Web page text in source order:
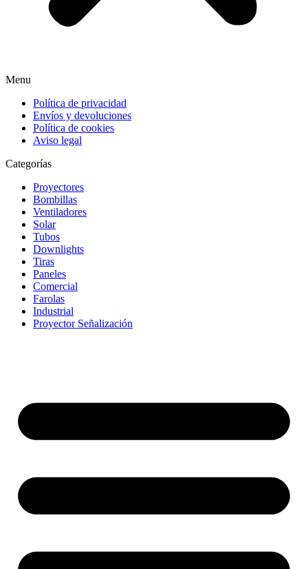
Menu
Política de privacidad
Envíos y devoluciones
Política de cookies
Aviso legal
Categorías
Proyectores
Bombillas
Ventiladores
Solar
Tubos
Downlights
Tiras
Paneles
Comercial
Farolas
Industrial
Proyector Señalización